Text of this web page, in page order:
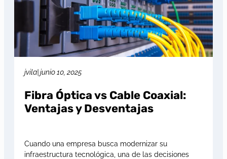
jvila junio 10, 2025
Fibra Óptica vs Cable Coaxial:
Ventajas y Desventajas
Cuando una empresa busca modernizar su
infraestructura tecnológica, una de las decisiones